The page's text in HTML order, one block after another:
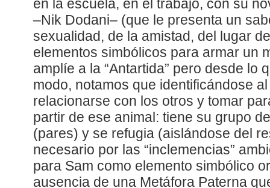
en la escuela, en el trabajo, con su
–Nik Dodani– (que le presenta un
sexualidad, de la amistad, del lugar
elementos simbólicos para armar un
amplíe a la “Antartida” pero desde lo
modo, notamos que identificándose
relacionarse con los otros y tomar
partir de ese animal: tiene su grupo
(pares) y se refugia (aislándose del
necesario por las “inclemencias”
para Sam como elemento simbólico
ausencia de una Metáfora Paterna